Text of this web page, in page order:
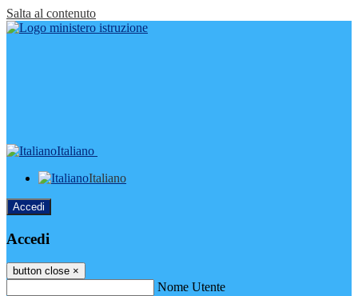
Salta al contenuto
Italiano
Italiano
Accedi
Accedi
button close ×
Nome Utente